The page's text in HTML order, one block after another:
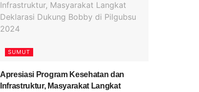
SUMUT
Apresiasi Program Kesehatan dan
Infrastruktur, Masyarakat Langkat